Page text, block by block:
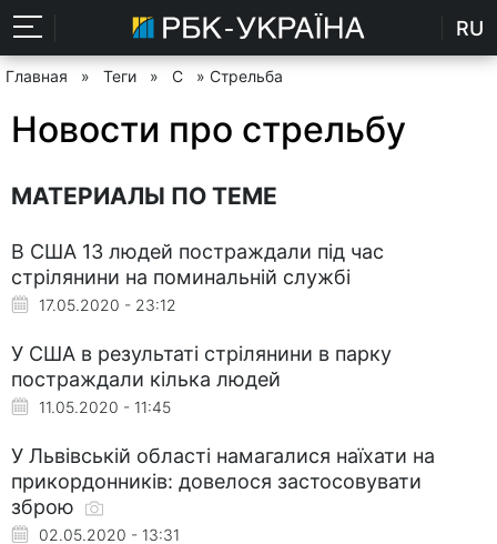
RU
Главная » Теги » С » Стрельба
Новости про стрельбу
МАТЕРИАЛЫ ПО ТЕМЕ
В США 13 людей постраждали під час
стрілянини на поминальній службі
17.05.2020 - 23:12
У США в результаті стрілянини в парку
постраждали кілька людей
11.05.2020 - 11:45
У Львівській області намагалися наїхати на
прикордонників: довелося застосовувати
зброю
02.05.2020 - 13:31